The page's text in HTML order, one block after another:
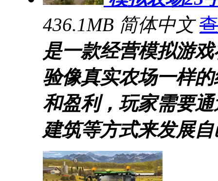
436.1MB 简体中文
是一款经营模拟游
验像真实农场一样
和盈利，玩家需要
建筑等方式来发展